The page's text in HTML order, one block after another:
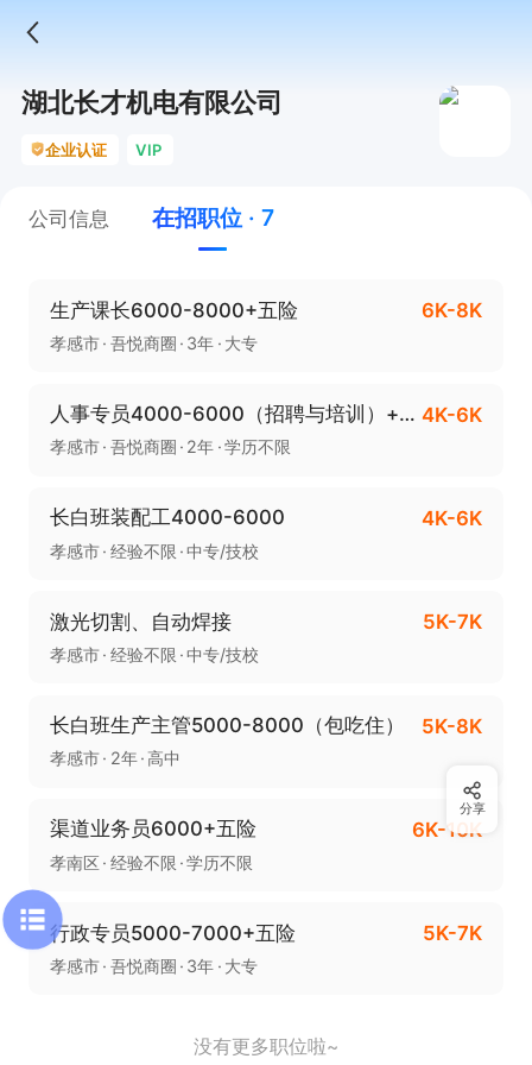
湖北长才机电有限公司
企业认证 VIP
公司信息 在招职位 · 7
生产课长6000-8000+五险 6K-8K
孝感市 吾悦商圈 3年 大专
人事专员4000-6000（招聘与培训）+五险 4K-6K
孝感市 吾悦商圈 2年 学历不限
长白班装配工4000-6000 4K-6K
孝感市 经验不限 中专/技校
激光切割、自动焊接 5K-7K
孝感市 经验不限 中专/技校
长白班生产主管5000-8000（包吃住） 5K-8K
孝感市 2年 高中
渠道业务员6000+五险 6K-10K
孝南区 经验不限 学历不限
行政专员5000-7000+五险 5K-7K
孝感市 吾悦商圈 3年 大专
没有更多职位啦~
分享